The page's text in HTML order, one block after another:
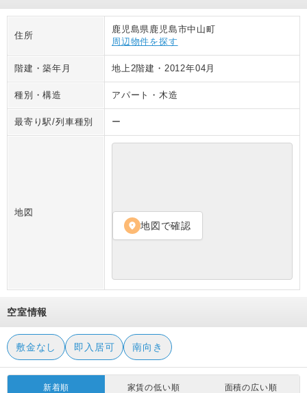
住所
鹿児島県鹿児島市中山町
周辺物件を探す
階建・築年月 地上2階建 ・ 2012年04月
種別・構造 アパート ・ 木造
最寄り駅/列車種別 ー
地図
location_on 地図で確認
空室情報
敷金なし 即入居可 南向き
新着順 家賃の低い順 面積の広い順